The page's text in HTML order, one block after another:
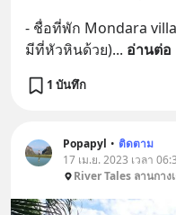
- ชื่อที่พัก Mondara
มีที่หัวหินด้วย)... อ่านต่อ
1 บันทึก
Popapyl • ติดตาม
17 เม.ย. 2023 เวลา
River Tales ลานกา